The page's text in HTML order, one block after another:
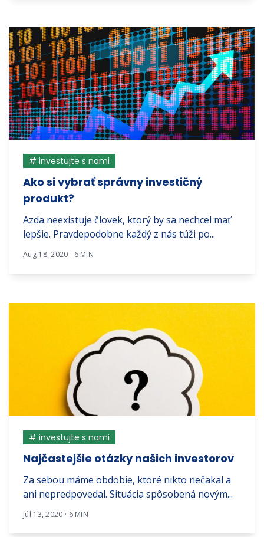
# investujte s nami
Ako si vybrať správny investičný
produkt?
Azda neexistuje človek, ktorý by sa nechcel mať
lepšie. Pravdepodobne každý z nás túži po...
Aug 18, 2020 · 6 MIN
# investujte s nami
Najčastejšie otázky našich investorov
Za sebou máme obdobie, ktoré nikto nečakal a
ani nepredpovedal. Situácia spôsobená novým...
Júl 13, 2020 · 6 MIN